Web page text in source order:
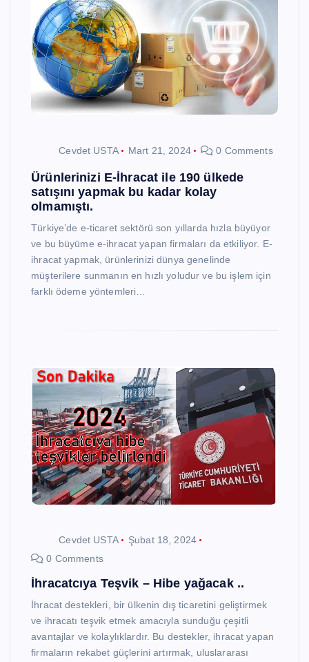
Cevdet USTA Mart 21, 2024 0 Comments
Ürünlerinizi E-İhracat ile 190 ülkede
satışını yapmak bu kadar kolay
olmamıştı.
Türkiye’de e-ticaret sektörü son yıllarda hızla büyüyor
ve bu büyüme e-ihracat yapan firmaları da etkiliyor. E-
ihracat yapmak, ürünlerinizi dünya genelinde
müşterilere sunmanın en hızlı yoludur ve bu işlem için
farklı ödeme yöntemleri…
Cevdet USTA
Şubat 18, 2024
0 Comments
İhracatcıya Teşvik – Hibe yağacak ..
İhracat destekleri, bir ülkenin dış ticaretini geliştirmek
ve ihracatı teşvik etmek amacıyla sunduğu çeşitli
avantajlar ve kolaylıklardır. Bu destekler, ihracat yapan
firmaların rekabet güçlerini artırmak, uluslararası